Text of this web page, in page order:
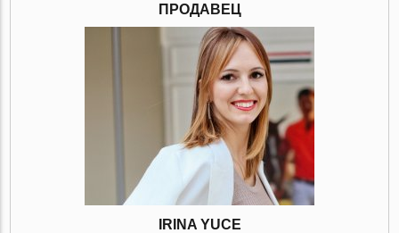
ПРОДАВЕЦ
IRINA YUCE